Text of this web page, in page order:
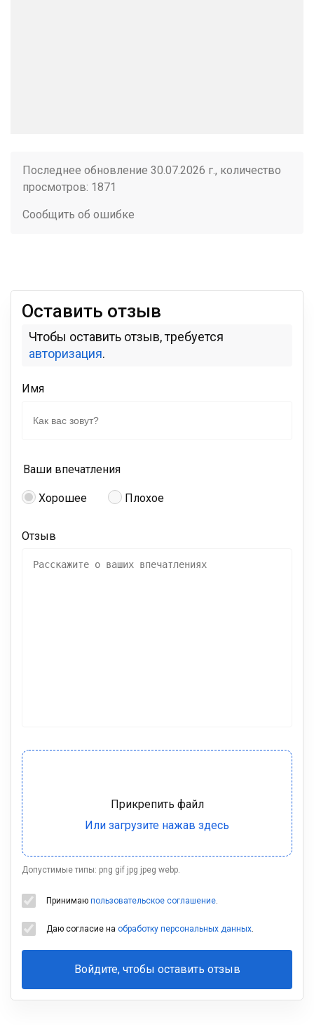
Последнее обновление 30.07.2026 г., количество
просмотров: 1871
Сообщить об ошибке
Оставить отзыв
Чтобы оставить отзыв, требуется
авторизация.
Имя
Ваши впечатления
Хорошее Плохое
Отзыв
Допустимые типы: png gif jpg jpeg webp.
Принимаю пользовательское соглашение.
Даю согласие на обработку персональных данных.
Войдите, чтобы оставить отзыв
Ваша